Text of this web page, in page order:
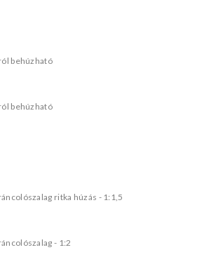
behúzható
behúzható
ritka húzás - 1:1,5
- 1:2